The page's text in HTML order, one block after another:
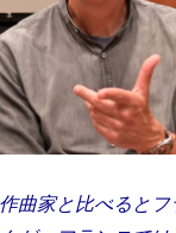
曲家と比べると